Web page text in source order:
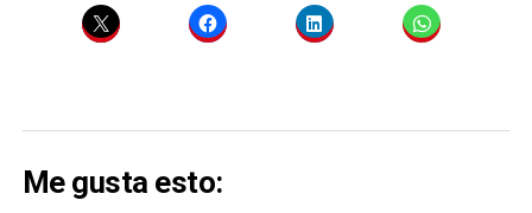
Me gusta esto: